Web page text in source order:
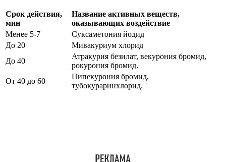
Срок действия,
мин
Название активных веществ,
оказывающих воздействие
Менее 5-7
Суксаметония йодид
До 20
Мивакуриум хлорид
До 40
Атракурия безилат, векурония бромид,
рокурония бромид.
От 40 до 60
Пипекурония бромид,
тубокураринхлорид.